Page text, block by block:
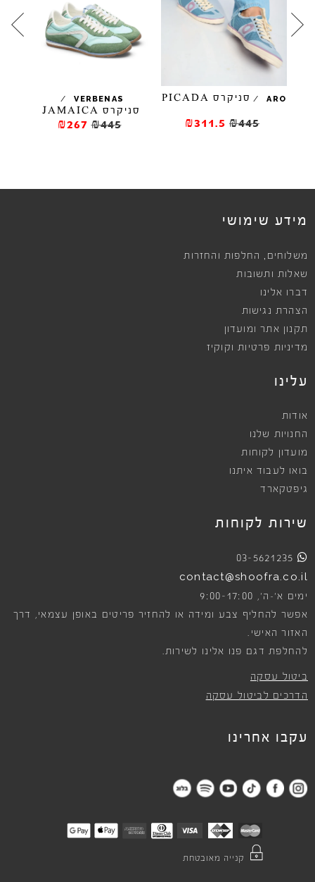
ARO
/ סניקרס PICADA
₪445
₪311.5
VERBENAS
/
סניקרס JAMAICA
₪445
₪267
מידע שימושי
משלוחים , החלפות והחזרות
שאלות ותשובות
דברו אלינו
הצהרת נגישות
תקנון אתר ומועדון
מדיניות פרטיות וקוקיז
עלינו
אודות
החנויות שלנו
מועדון לקוחות
בואו לעבוד איתנו
גיפטקארד
שירות לקוחות
03-5621235
contact@shoofra.co.il
ימים א׳-ה׳, 9:00-17:00
אפשר להחליף צבע ומידה או להחזיר פריטים באופן עצמאי, דרך
האזור האישי.
להחלפת דגם פנו אלינו לשירות.
ביטול עסקה
הדרכים לביטול עסקה
עקבו אחרינו
קנייה מאובטחת